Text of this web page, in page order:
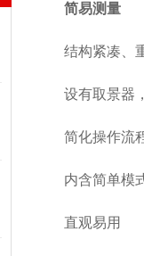
简易测量
结构紧凑、
设有取景器
简化操作流
内含简单模
直观易用